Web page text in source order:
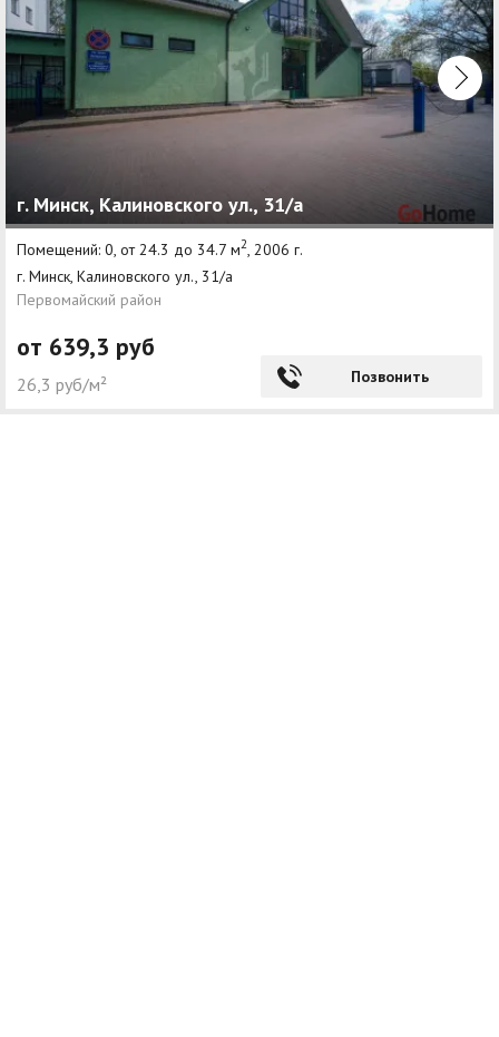
г. Минск, Калиновского ул., 31/а
Помещений: 0, от 24.3 до 34.7 м2 , 2006 г.
г. Минск, Калиновского ул., 31/а
Первомайский район
от 639,3 руб
26,3 руб/м² Позвонить